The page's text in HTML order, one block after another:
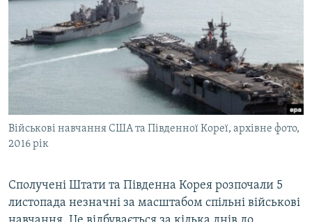
ВСЕ ЗА ДЕНЬ
СПЕЦПРОЕКТИ
ДЕПОРТАЦІЯ
УКРАЇНСЬКА ПРОБЛЕМА КРИМУ
ЯК ОБІЙТИ БЛОКУВАННЯ
Русский
Qırımtatar
Військові навчання США та Південної Кореї, архівне фото,
2016 рік
Сполучені Штати та Південна Корея розпочали 5
листопада незначні за масштабом спільні військові